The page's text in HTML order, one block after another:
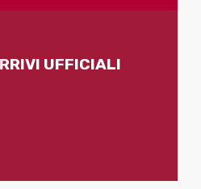
UFFICIALI